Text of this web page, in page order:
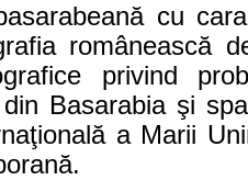
cu
românească
privind
Basarabia şi
a Marii